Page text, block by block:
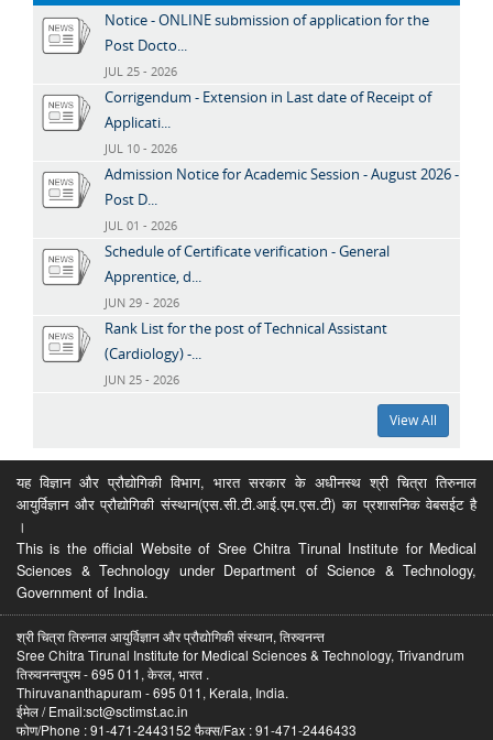
Notice - ONLINE submission of application for the
Post Docto...
JUL 25 - 2026
Corrigendum - Extension in Last date of Receipt of
Applicati...
JUL 10 - 2026
Admission Notice for Academic Session - August 2026 -
Post D...
JUL 01 - 2026
Schedule of Certificate verification - General
Apprentice, d...
JUN 29 - 2026
Rank List for the post of Technical Assistant
(Cardiology) -...
JUN 25 - 2026
View All
यह विज्ञान और प्रौद्योगिकी विभाग, भारत सरकार के अधीनस्थ श्री चित्रा तिरुनाल
आयुर्विज्ञान और प्रौद्योगिकी संस्थान(एस.सी.टी.आई.एम.एस.टी) का प्रशासनिक वेबसईट है
।
This is the official Website of Sree Chitra Tirunal Institute for Medical
Sciences & Technology under Department of Science & Technology,
Government of India.
श्री चित्रा तिरुनाल आयुर्विज्ञान और प्रौद्योगिकी संस्थान, तिरुवनन्त
Sree Chitra Tirunal Institute for Medical Sciences & Technology, Trivandrum
तिरुवनन्तपुरम - 695 011, केरल, भारत .
Thiruvananthapuram - 695 011, Kerala, India.
ईमेल / Email:sct@sctimst.ac.in
फोण/Phone : 91-471-2443152 फैक्स/Fax : 91-471-2446433